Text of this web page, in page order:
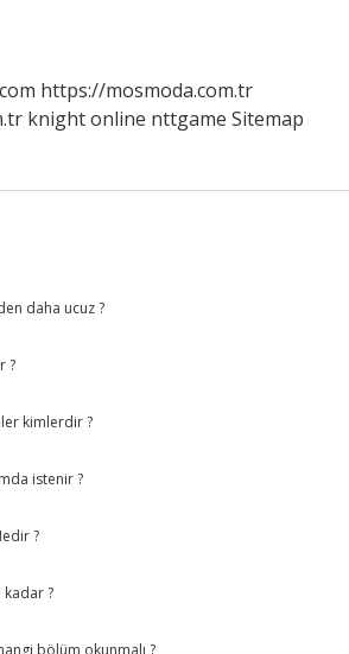
https://mosmoda.com.tr
knight online nttgame Sitemap
daha ucuz ?
?
kimlerdir ?
istenir ?
?
kadar ?
bölüm okunmalı ?